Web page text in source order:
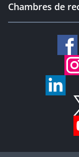
Chambres de